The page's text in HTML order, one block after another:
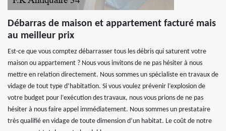
Débarras de maison et appartement facturé mais
au meilleur prix
Est-ce que vous comptez débarrasser tous les débris qui saturent votre
maison ou appartement ? Nous vous invitons de ne pas hésiter à nous
mettre en relation directement. Nous sommes un spécialiste en travaux de
vidage de tout type d’habitation. Si vous voulez prévenir l’explosion de
votre budget pour l’exécution des travaux, nous vous prions de ne pas
hésiter à nous faire appel immédiatement. Nous sommes un prestataire
très qualifié en vidage de toute dimension d’un habitat. Le coût de notre